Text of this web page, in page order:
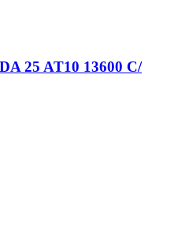
25 AT10 13600 C/